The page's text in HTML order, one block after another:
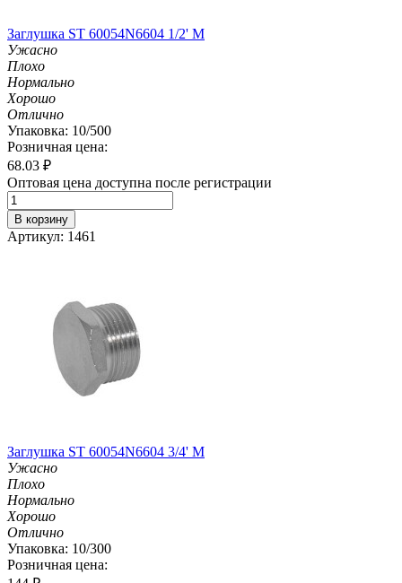
Заглушка ST 60054N6604 1/2' M
Ужасно
Плохо
Нормально
Хорошо
Отлично
Упаковка: 10/500
Розничная цена:
68.03 ₽
Оптовая цена доступна после регистрации
В корзину
Артикул: 1461
Заглушка ST 60054N6604 3/4' M
Ужасно
Плохо
Нормально
Хорошо
Отлично
Упаковка: 10/300
Розничная цена: